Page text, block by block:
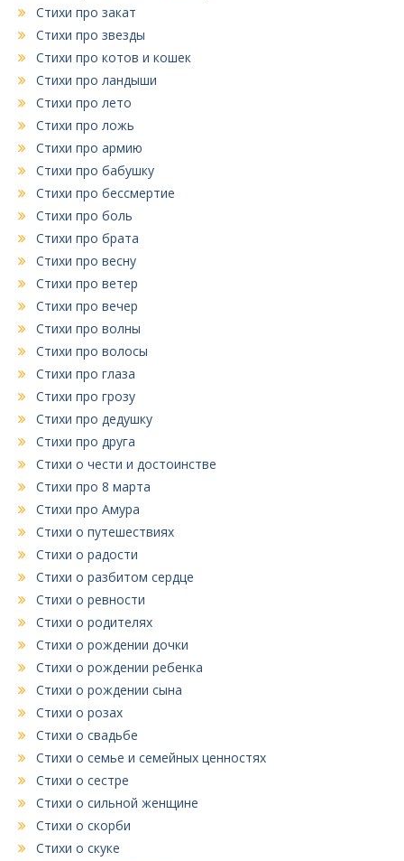
Стихи про закат
Стихи про звезды
Стихи про котов и кошек
Стихи про ландыши
Стихи про лето
Стихи про ложь
Стихи про армию
Стихи про бабушку
Стихи про бессмертие
Стихи про боль
Стихи про брата
Стихи про весну
Стихи про ветер
Стихи про вечер
Стихи про волны
Стихи про волосы
Стихи про глаза
Стихи про грозу
Стихи про дедушку
Стихи про друга
Стихи о чести и достоинстве
Стихи про 8 марта
Стихи про Амура
Стихи о путешествиях
Стихи о радости
Стихи о разбитом сердце
Стихи о ревности
Стихи о родителях
Стихи о рождении дочки
Стихи о рождении ребенка
Стихи о рождении сына
Стихи о розах
Стихи о свадьбе
Стихи о семье и семейных ценностях
Стихи о сестре
Стихи о сильной женщине
Стихи о скорби
Стихи о скуке